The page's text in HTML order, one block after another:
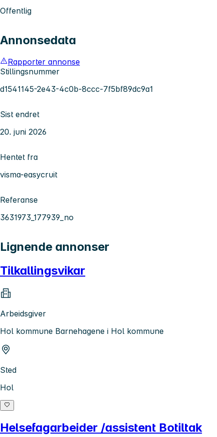
Offentlig
Annonsedata
Rapporter annonse
Stillingsnummer
d1541145-2e43-4c0b-8ccc-7f5bf89dc9a1
Sist endret
20. juni 2026
Hentet fra
visma-easycruit
Referanse
3631973_177939_no
Lignende annonser
Tilkallingsvikar
Arbeidsgiver
Hol kommune Barnehagene i Hol kommune
Sted
Hol
Helsefagarbeider /assistent Botiltak